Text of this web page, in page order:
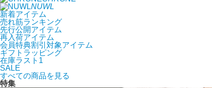
NUWL
新着アイテム
売れ筋ランキング
先行公開アイテム
再入荷アイテム
会員特典割引対象アイテム
ギフトラッピング
在庫ラスト1
SALE
すべての商品を見る
特集